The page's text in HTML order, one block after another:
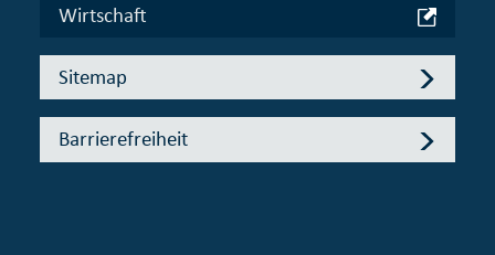
Wirtschaft
Sitemap
Barrierefreiheit